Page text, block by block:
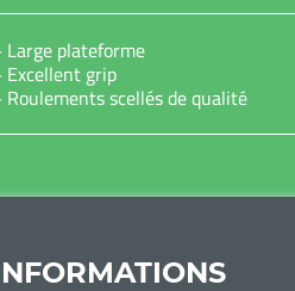
Large plateforme
Excellent grip
Roulements scellés de qualité